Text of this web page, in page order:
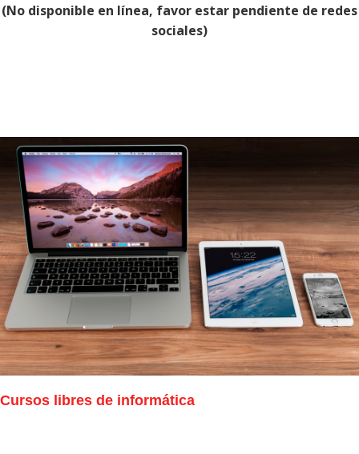
(No disponible en línea, favor estar pendiente de redes
sociales)
Cursos libres de informática